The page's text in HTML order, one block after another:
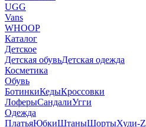
UGG
Vans
WHOOP
Каталог
Детское
Детская обувьДетская одежда
Косметика
Обувь
БотинкиКедыКроссовки
ЛоферыСандалиУгги
Одежда
ПлатьяЮбкиШтаныШортыХуди-